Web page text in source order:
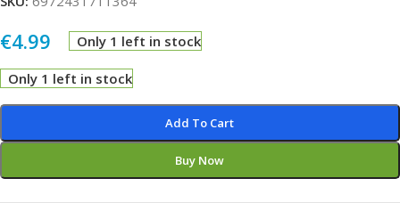
€4.99 Only 1 left in stock
Only 1 left in stock
Add To Cart
Buy Now